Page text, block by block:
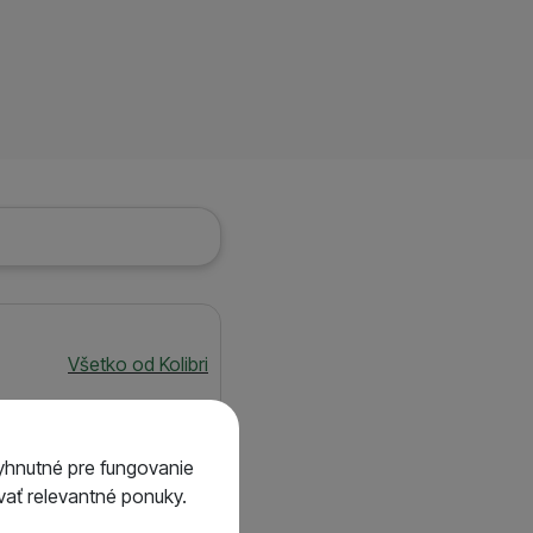
pre fungovanie
relevantné ponuky.
Všetko od Kolibri
polohy.